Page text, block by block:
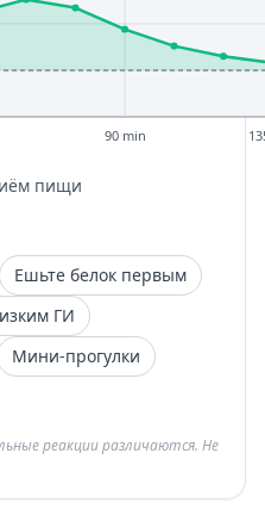
90 min
пищи
Ешьте белок первым
ГИ
Мини-прогулки
реакции различаются. Не